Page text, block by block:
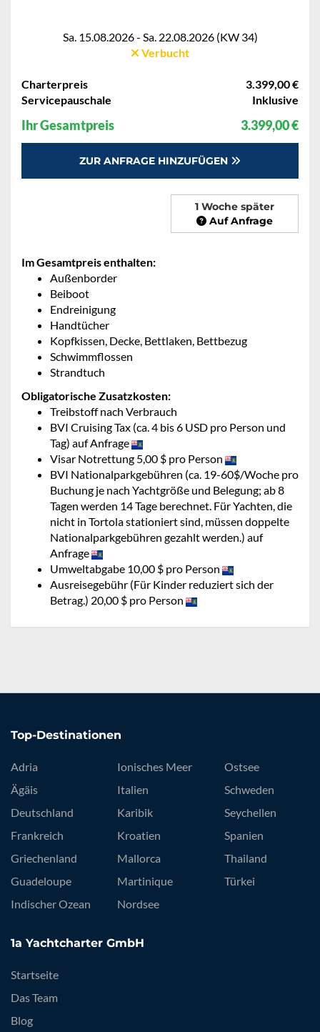
Sa. 15.08.2026 - Sa. 22.08.2026 (KW 34)
Verbucht
Charterpreis
3.399,00 €
Servicepauschale
Inklusive
Ihr Gesamtpreis 3.399,00 €
ZUR ANFRAGE HINZUFÜGEN
1 Woche später
Auf Anfrage
Im Gesamtpreis enthalten:
Außenborder
Beiboot
Endreinigung
Handtücher
Kopfkissen, Decke, Bettlaken, Bettbezug
Schwimmflossen
Strandtuch
Obligatorische Zusatzkosten:
Treibstoff nach Verbrauch
BVI Cruising Tax (ca. 4 bis 6 USD pro Person und
Tag) auf Anfrage
Visar Notrettung 5,00 $ pro Person
BVI Nationalparkgebühren (ca. 19-60$/Woche pro
Buchung je nach Yachtgröße und Belegung; ab 8
Tagen werden 14 Tage berechnet. Für Yachten, die
nicht in Tortola stationiert sind, müssen doppelte
Nationalparkgebühren gezahlt werden.) auf
Anfrage
Umweltabgabe 10,00 $ pro Person
Ausreisegebühr (Für Kinder reduziert sich der
Betrag.) 20,00 $ pro Person
Top-Destinationen
Adria
Ägäis
Deutschland
Frankreich
Griechenland
Guadeloupe
Indischer Ozean
Ionisches Meer
Italien
Karibik
Kroatien
Mallorca
Martinique
Nordsee
Ostsee
Schweden
Seychellen
Spanien
Thailand
Türkei
1a Yachtcharter GmbH
Startseite
Das Team
Blog